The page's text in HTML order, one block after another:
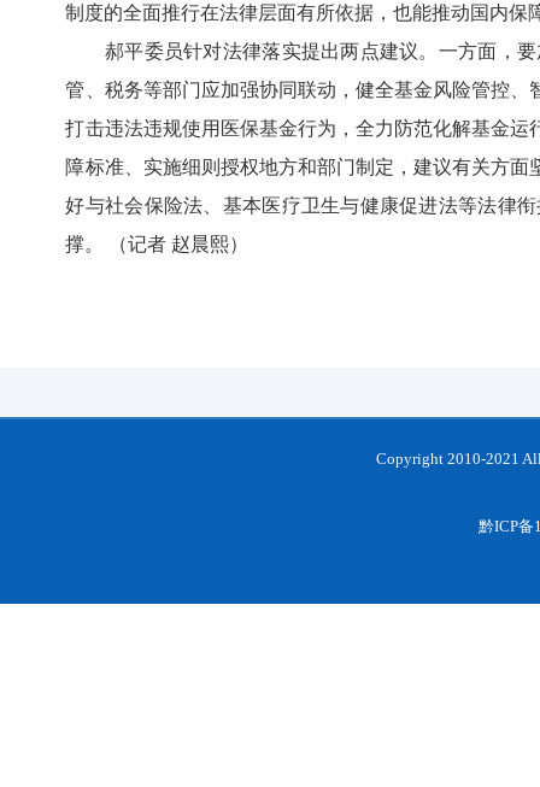
制度的全面推行在法律层面有所依据，也能推动国内保
郝平委员针对法律落实提出两点建议。一方面，要
管、税务等部门应加强协同联动，健全基金风险管控
打击违法违规使用医保基金行为，全力防范化解基金
障标准、实施细则授权地方和部门制定，建议有关方
好与社会保险法、基本医疗卫生与健康促进法等法律
撑。 （记者 赵晨熙）
Copyright 2010-2021
黔ICP备